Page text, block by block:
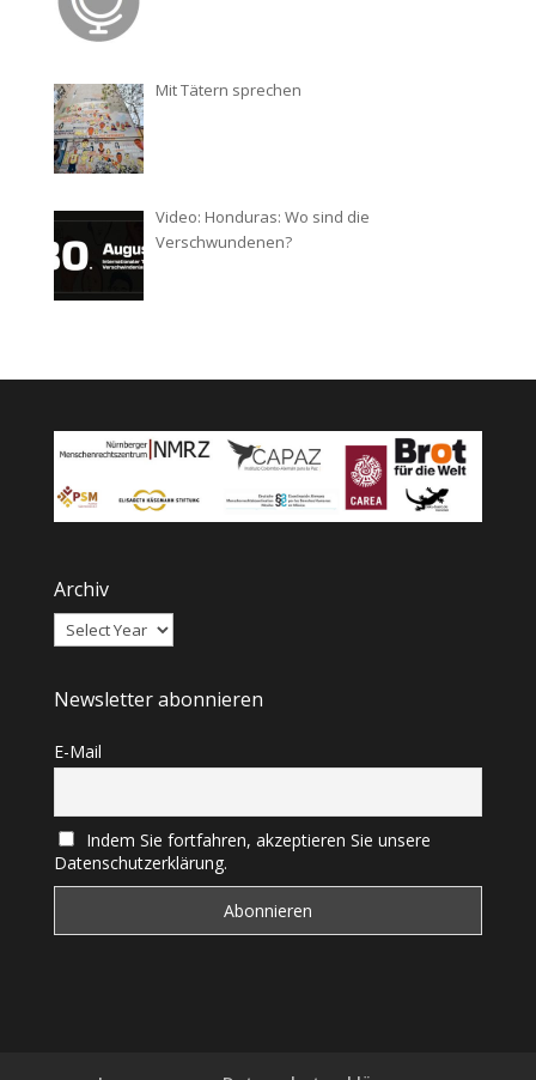
Mit Tätern sprechen
Video: Honduras: Wo sind die
Verschwundenen?
Archiv
Newsletter abonnieren
E-Mail
Indem Sie fortfahren, akzeptieren Sie unsere
Datenschutzerklärung.